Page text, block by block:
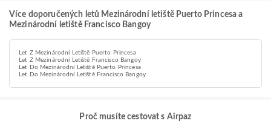
Více doporučených letů Mezinárodní letiště Puerto Princesa a
Mezinárodní letiště Francisco Bangoy
Let Z Mezinárodní Letiště Puerto Princesa
Let Z Mezinárodní Letiště Francisco Bangoy
Let Do Mezinárodní Letiště Puerto Princesa
Let Do Mezinárodní Letiště Francisco Bangoy
Proč musíte cestovat s Airpaz